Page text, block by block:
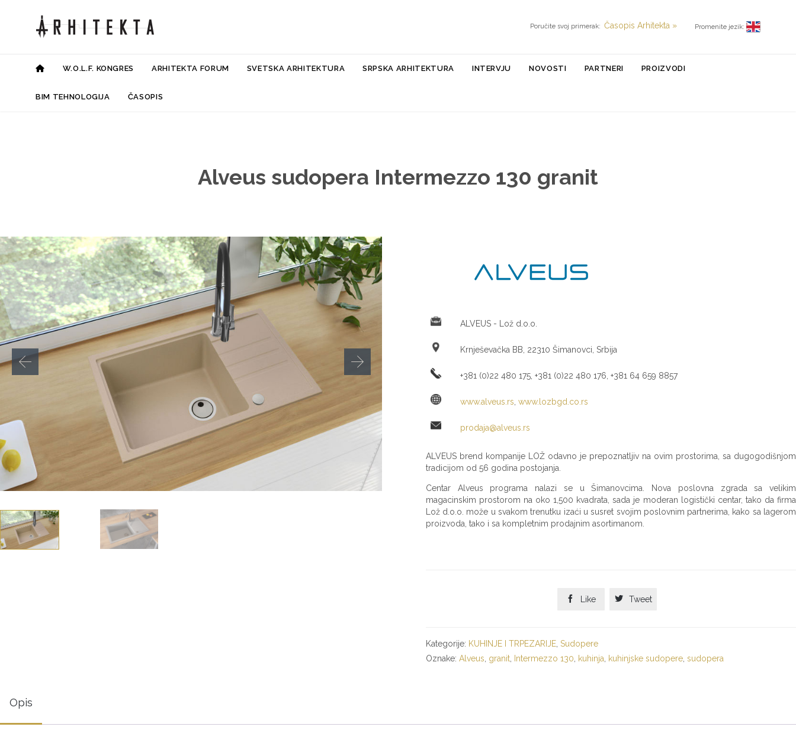
Poručite svoj primerak: Časopis Arhitekta » Promenite jezik:
to
W.O.L.F. KONGRES ARHITEKTA FORUM SVETSKA ARHITEKTURA SRPSKA ARHITEKTURA INTERVJU NOVOSTI PARTNERI PROIZVODI
BIM TEHNOLOGIJA ČASOPIS
Alveus sudopera Intermezzo 130 granit
ALVEUS - Lož d.o.o.
Krnješevačka BB, 22310 Šimanovci, Srbija
+381 (0)22 480 175, +381 (0)22 480 176, +381 64 659 8857
www.alveus.rs www.lozbgd.co.rs
prodaja@alveus.rs
ALVEUS brend kompanije LOŽ odavno je prepoznatljiv na ovim prostorima, sa dugogodišnjom
tradicijom od 56 godina postojanja.
Centar Alveus programa nalazi se u Šimanovcima. Nova poslovna zgrada sa velikim
magacinskim prostorom na oko 1,500 kvadrata, sada je moderan logistički centar, tako da firma
Lož d.o.o. može u svakom trenutku izaći u susret svojim poslovnim partnerima, kako sa lagerom
proizvoda, tako i sa kompletnim prodajnim asortimanom.
 Like  Tweet
Kategorije: KUHINJE I TRPEZARIJE, Sudopere
Oznake: Alveus, granit, Intermezzo 130, kuhinja, kuhinjske sudopere, sudopera
Opis